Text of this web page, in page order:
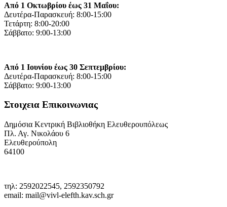
Από 1 Οκτωβρίου έως 31 Μαΐου:
Δευτέρα-Παρασκευή: 8:00-15:00
Τετάρτη: 8:00-20:00
Σάββατο: 9:00-13:00
Από 1 Ιουνίου έως 30 Σεπτεμβρίου:
Δευτέρα-Παρασκευή: 8:00-15:00
Σάββατο: 9:00-13:00
Στοιχεια Επικοινωνιας
Δημόσια Κεντρική Βιβλιοθήκη Ελευθερουπόλεως
Πλ. Αγ. Νικολάου 6
Ελευθερούπολη
64100
τηλ: 2592022545, 2592350792
email: mail@vivl-elefth.kav.sch.gr